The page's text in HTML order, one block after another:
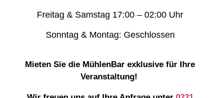
Freitag & Samstag 17:00 – 02:00 Uhr
Sonntag & Montag: Geschlossen
Mieten Sie die MühlenBar exklusive für Ihre
Veranstaltung!